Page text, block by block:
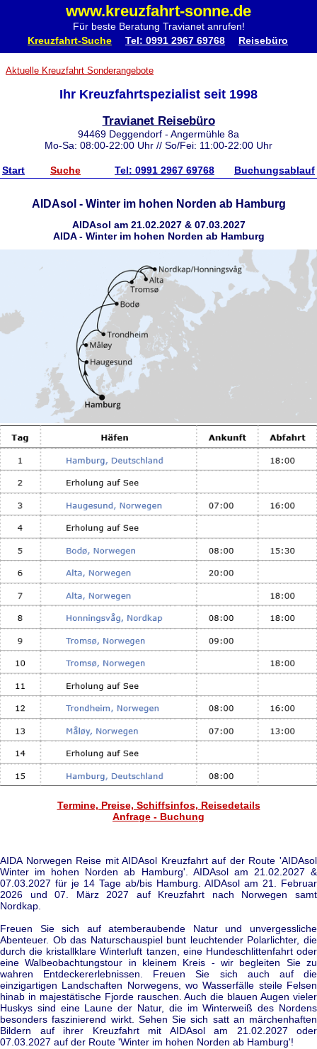
www.kreuzfahrt-sonne.de
Für beste Beratung Travianet anrufen!
Kreuzfahrt-Suche Tel: 0991 2967 69768 Reisebüro
Aktuelle Kreuzfahrt Sonderangebote
Ihr Kreuzfahrtspezialist seit 1998
Travianet Reisebüro
94469 Deggendorf - Angermühle 8a
Mo-Sa: 08:00-22:00 Uhr // So/Fei: 11:00-22:00 Uhr
Start Suche Tel: 0991 2967 69768 Buchungsablauf
AIDAsol - Winter im hohen Norden ab Hamburg
AIDAsol am 21.02.2027 & 07.03.2027
AIDA - Winter im hohen Norden ab Hamburg
Termine, Preise, Schiffsinfos, Reisedetails
Anfrage - Buchung
AIDA Norwegen Reise mit AIDAsol Kreuzfahrt auf der Route 'AIDAsol
Winter im hohen Norden ab Hamburg'. AIDAsol am 21.02.2027 &
07.03.2027 für je 14 Tage ab/bis Hamburg. AIDAsol am 21. Februar
2026 und 07. März 2027 auf Kreuzfahrt nach Norwegen samt
Nordkap.
Freuen Sie sich auf atemberaubende Natur und unvergessliche
Abenteuer. Ob das Naturschauspiel bunt leuchtender Polarlichter, die
durch die kristallklare Winterluft tanzen, eine Hundeschlittenfahrt oder
eine Walbeobachtungstour in kleinem Kreis - wir begleiten Sie zu
wahren Entdeckererlebnissen. Freuen Sie sich auch auf die
einzigartigen Landschaften Norwegens, wo Wasserfälle steile Felsen
hinab in majestätische Fjorde rauschen. Auch die blauen Augen vieler
Huskys sind eine Laune der Natur, die im Winterweiß des Nordens
besonders faszinierend wirkt. Sehen Sie sich satt an märchenhaften
Bildern auf ihrer Kreuzfahrt mit AIDAsol am 21.02.2027 oder
07.03.2027 auf der Route 'Winter im hohen Norden ab Hamburg'!